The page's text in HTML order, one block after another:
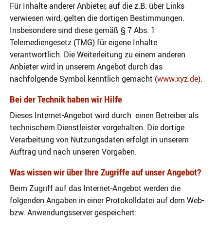
Für Inhalte anderer Anbieter, auf die z.B. über Links
verwiesen wird, gelten die dortigen Bestimmungen.
Insbesondere sind diese gemäß § 7 Abs. 1
Telemediengesetz (TMG) für eigene Inhalte
verantwortlich. Die Weiterleitung zu einem anderen
Anbieter wird in unserem Angebot durch das
nachfolgende Symbol kenntlich gemacht (www.xyz.de).
Bei der Technik haben wir Hilfe
Dieses Internet-Angebot wird durch einen Betreiber als
technischem Dienstleister vorgehalten. Die dortige
Verarbeitung von Nutzungsdaten erfolgt in unserem
Auftrag und nach unseren Vorgaben.
Was wissen wir über Ihre Zugriffe auf unser Angebot?
Beim Zugriff auf das Internet-Angebot werden die
folgenden Angaben in einer Protokolldatei auf dem Web-
bzw. Anwendungsserver gespeichert: